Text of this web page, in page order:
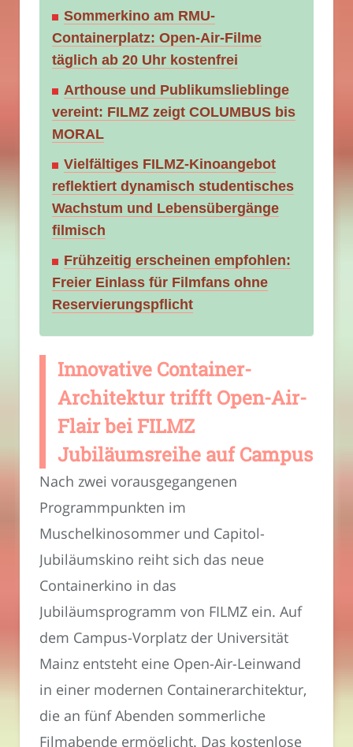
Sommerkino am RMU-
Containerplatz: Open-Air-Filme
täglich ab 20 Uhr kostenfrei
Arthouse und Publikumslieblinge
vereint: FILMZ zeigt COLUMBUS bis
MORAL
Vielfältiges FILMZ-Kinoangebot
reflektiert dynamisch studentisches
Wachstum und Lebensübergänge
filmisch
Frühzeitig erscheinen empfohlen:
Freier Einlass für Filmfans ohne
Reservierungspflicht
Innovative Container-
Architektur trifft Open-Air-
Flair bei FILMZ
Jubiläumsreihe auf Campus
Nach zwei vorausgegangenen
Programmpunkten im
Muschelkinosommer und Capitol-
Jubiläumskino reiht sich das neue
Containerkino in das
Jubiläumsprogramm von FILMZ ein. Auf
dem Campus-Vorplatz der Universität
Mainz entsteht eine Open-Air-Leinwand
in einer modernen Containerarchitektur,
die an fünf Abenden sommerliche
Filmabende ermöglicht. Das kostenlose